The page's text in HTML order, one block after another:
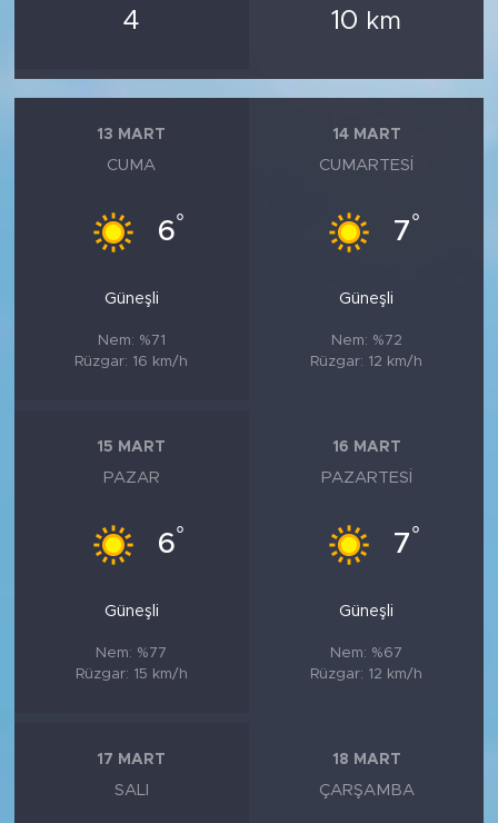
4 10 km
13 MART
CUMA
6°
Güneşli
Nem: %71
Rüzgar: 16 km/h
14 MART
CUMARTESI
7°
Güneşli
Nem: %72
Rüzgar: 12 km/h
15 MART
PAZAR
6°
Güneşli
Nem: %77
Rüzgar: 15 km/h
16 MART
PAZARTESI
7°
Güneşli
Nem: %67
Rüzgar: 12 km/h
17 MART
SALI
18 MART
ÇARŞAMBA